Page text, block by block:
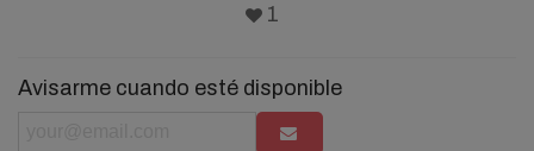
1
Avisarme cuando esté disponible